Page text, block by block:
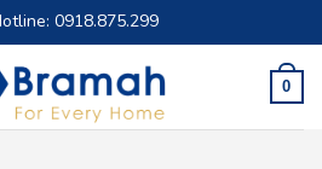
0918.875.299
0